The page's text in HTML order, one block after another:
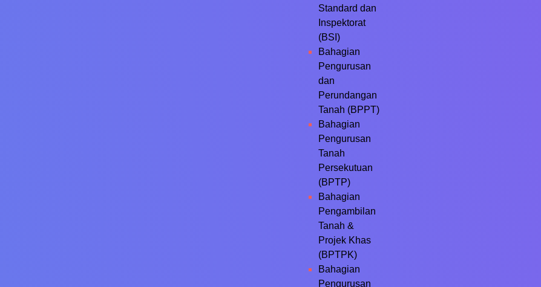
Standard dan
Inspektorat
(BSI)
Bahagian
Pengurusan
dan
Perundangan
Tanah (BPPT)
Bahagian
Pengurusan
Tanah
Persekutuan
(BPTP)
Bahagian
Pengambilan
Tanah &
Projek Khas
(BPTPK)
Bahagian
Pengurusan